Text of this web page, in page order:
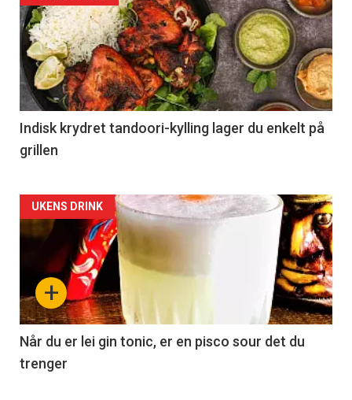
Indisk krydret tandoori-kylling lager du enkelt på
grillen
Forsiden
akkurat
nå
-
2
+
UKENS DRINK
Når du er lei gin tonic, er en pisco sour det du
trenger